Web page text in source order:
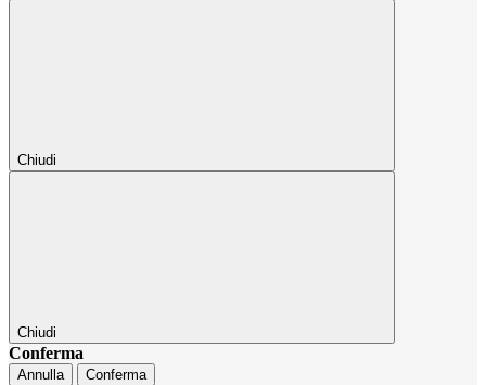
Chiudi
Chiudi
Conferma
Annulla Conferma